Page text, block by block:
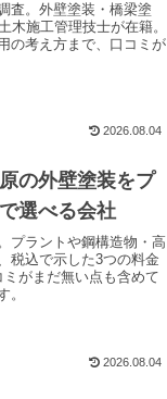
査。外壁塗装・橋梁塗
木施工管理技士が在籍。
の考え方まで、口コミが
2026.08.04
の外壁塗装をプ
選べる会社
プラントや鋼構造物・高
税込で示した3つの料金
がまだ無い点も含めて
。
2026.08.04